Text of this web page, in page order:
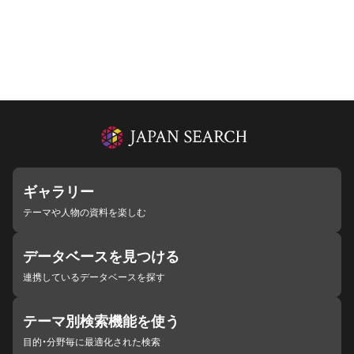
ギャラリー
テーマや人物の資料を楽しむ
データベースを見つける
連携しているデータベースを探す
テーマ別検索機能を使う
目的・分野毎に最適化された検索